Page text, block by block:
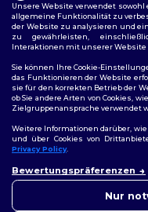
Allgemeine
Datenschutzbestimmungen
Folge uns
Unsere Website verwendet sowohl
allgemeine Funktionalität zu
der Website zu analysieren und
zu gewährleisten,
Interaktionen mit unserer Website
Sie können Ihre Cookie-
das Funktionieren der Website
sie für den korrekten Betrieb der
ob Sie andere Arten von Cookies,
Zielgruppenansprache verwendet
Weitere Informationen darüber,
und über Cookies von
Privacy Policy.
Bewertungspräferenzen
Nur